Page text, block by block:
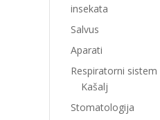
insekata
Salvus
Aparati
Respiratorni sistem
Kašalj
Stomatologija